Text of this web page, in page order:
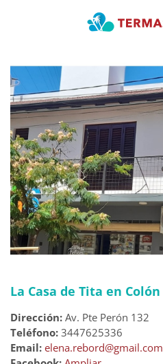
La Casa de Tita en Colón
Dirección: Av. Pte Perón 132
Teléfono: 3447625336
Email: elena.rebord@gmail.com